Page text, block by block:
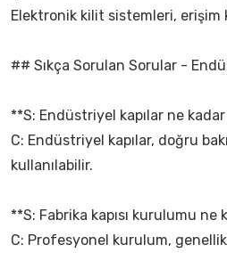
Elektronik kilit sistemleri, erişim
## Sıkça Sorulan Sorular -
**S: Endüstriyel kapılar ne kadar
C: Endüstriyel kapılar, doğru
kullanılabilir.
**S: Fabrika kapısı kurulumu ne
C: Profesyonel kurulum,